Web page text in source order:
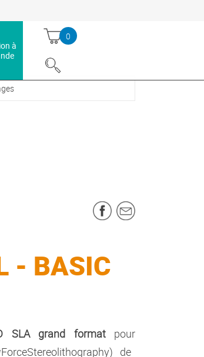
à
0
- BASIC
SLA grand format pour
de